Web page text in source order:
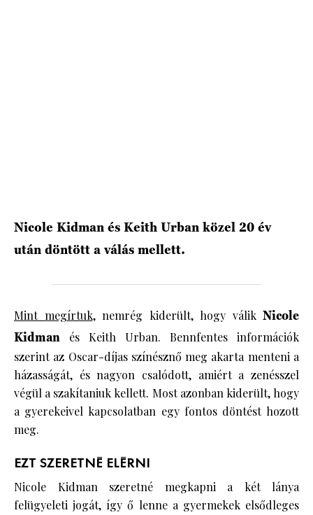
Nicole Kidman és Keith Urban közel 20 év
után döntött a válás mellett.
Mint megírtuk, nemrég kiderült, hogy válik Nicole
Kidman és Keith Urban. Bennfentes információk
szerint az Oscar-díjas színésznő meg akarta menteni a
házasságát, és nagyon csalódott, amiért a zenésszel
végül a szakítaniuk kellett. Most azonban kiderült, hogy
a gyerekeivel kapcsolatban egy fontos döntést hozott
meg.
EZT SZERETNÉ ELÉRNI
Nicole Kidman szeretné megkapni a két lánya
felügyeleti jogát, így ő lenne a gyermekek elsődleges